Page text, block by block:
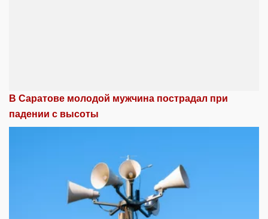
В Саратове молодой мужчина пострадал при
падении с высоты